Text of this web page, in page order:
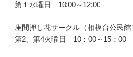
第１水曜日 10:00～12:00
座間押し花サークル（相模台公民館
第2、第4火曜日 10：00～15：00